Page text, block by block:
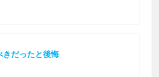
きだったと後悔